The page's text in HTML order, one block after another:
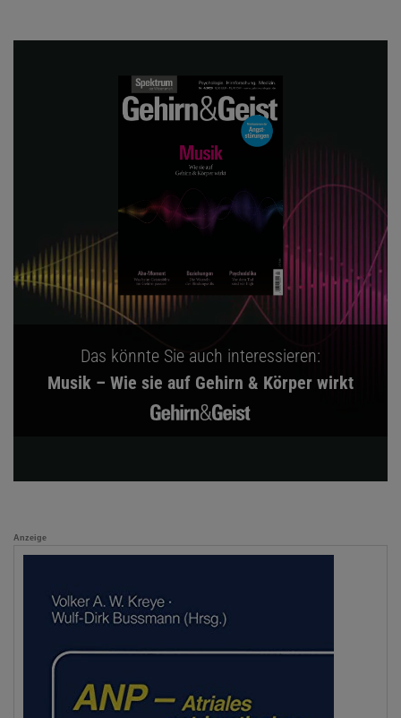
Das könnte Sie auch interessieren:
Musik – Wie sie auf Gehirn & Körper wirkt
Anzeige